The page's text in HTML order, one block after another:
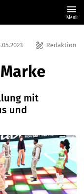
menu
Menü
draw Redaktion
mit
und